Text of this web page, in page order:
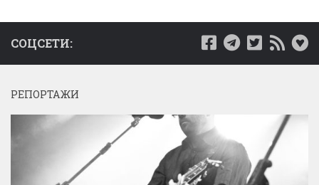
СОЦСЕТИ:
РЕПОРТАЖИ